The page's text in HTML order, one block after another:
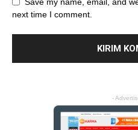
next time I comment.
-